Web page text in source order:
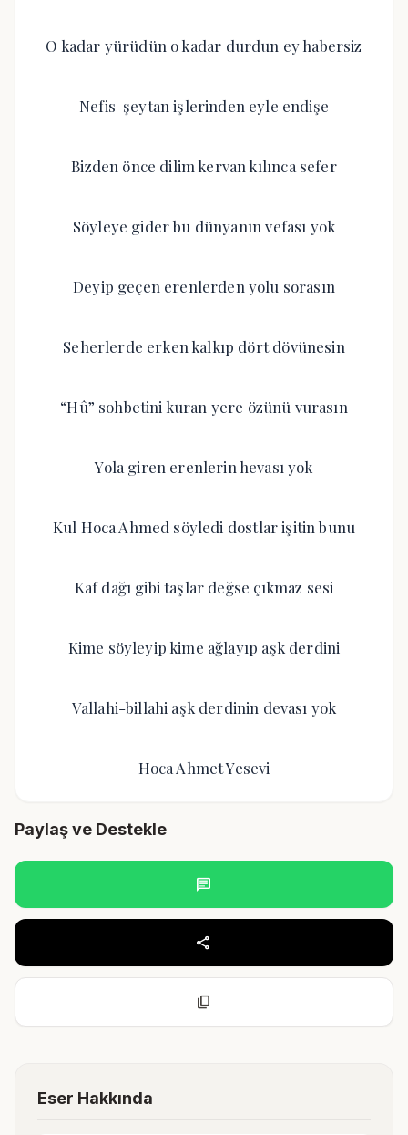
O kadar yürüdün o kadar durdun ey habersiz
Nefis-şeytan işlerinden eyle endişe
Bizden önce dilim kervan kılınca sefer
Söyleye gider bu dünyanın vefası yok
Deyip geçen erenlerden yolu sorasın
Seherlerde erken kalkıp dört dövünesin
“Hû” sohbetini kuran yere özünü vurasın
Yola giren erenlerin hevası yok
Kul Hoca Ahmed söyledi dostlar işitin bunu
Kaf dağı gibi taşlar değse çıkmaz sesi
Kime söyleyip kime ağlayıp aşk derdini
Vallahi-billahi aşk derdinin devası yok
Hoca Ahmet Yesevi
Paylaş ve Destekle
chat
share
content_copy
Eser Hakkında